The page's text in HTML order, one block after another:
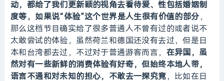
动，都给了我们更新颖的视角去看待爱、性包括婚姻制
度等。 如果说“体验”这个世界是人生很有价值的部分 ，
那么这档节目确实给了很多普通人不曾有过的或者说不
太敢尝试的体验，虽然荷兰和德国还没有去过，但是日
本和台湾都去过，不过对于普通游客而言， 在异国，虽
然对有一些新鲜的消费体验有好奇，但始终本地人带，
语言不通和对未知的担心，不敢去一探究竟 ，比如在日